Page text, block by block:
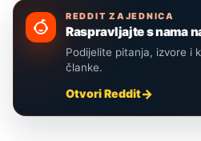
REDDIT ZAJEDNICA
Raspravljajte s nama
Podijelite pitanja, izvore i
članke.
Otvori Reddit